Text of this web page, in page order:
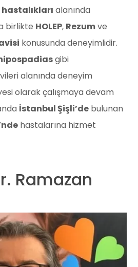
hastalıkları alanında
birlikte HOLEP, Rezumve
konusunda deneyimlidir.
gibi
alanında deneyim
olarak çalışmaya devam
İstanbul Şişli’de bulunan
hastalarına hizmet
Ramazan